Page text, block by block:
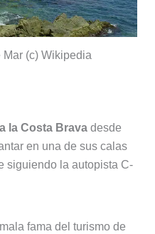
(c) Wikipedia
la Costa Bravadesde
en una de sus calas
siguiendo la autopista C-
fama del turismo de